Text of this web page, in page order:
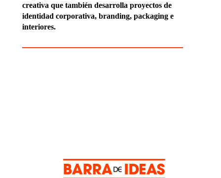
creativa que también desarrolla proyectos de
identidad corporativa, branding, packaging e
interiores.